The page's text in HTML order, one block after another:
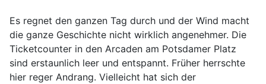
Es regnet den ganzen Tag durch und der Wind macht
die ganze Geschichte nicht wirklich angenehmer. Die
Ticketcounter in den Arcaden am Potsdamer Platz
sind erstaunlich leer und entspannt. Früher herrschte
hier reger Andrang. Vielleicht hat sich der